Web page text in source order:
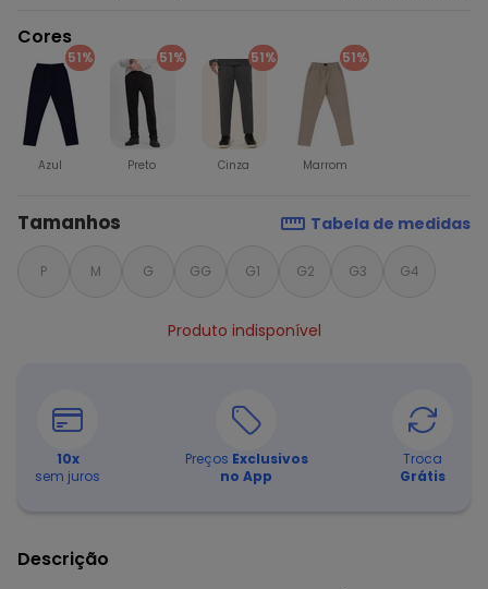
Cores
51%
Azul
51%
Preto
51%
Cinza
51%
Marrom
Tamanhos Tabela de medidas
P M G GG G1 G2 G3 G4
Produto indisponível
10x
sem juros
Preços Exclusivos
no App
Troca
Grátis
Descrição